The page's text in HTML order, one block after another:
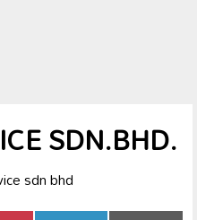
SDN.BHD.